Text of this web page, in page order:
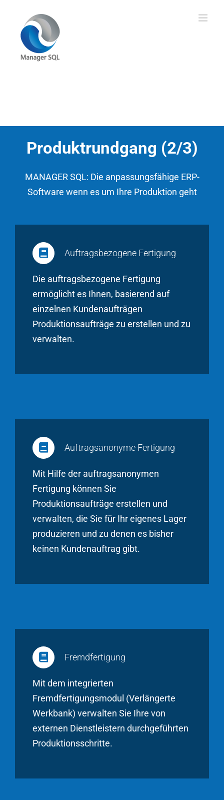
springen
Produktrundgang (2/3)
MANAGER SQL: Die anpassungsfähige ERP-
Software wenn es um Ihre Produktion geht
Auftragsbezogene Fertigung
Die auftragsbezogene Fertigung
ermöglicht es Ihnen, basierend auf
einzelnen Kundenaufträgen
Produktionsaufträge zu erstellen und zu
verwalten.
Auftragsanonyme Fertigung
Mit Hilfe der auftragsanonymen
Fertigung können Sie
Produktionsaufträge erstellen und
verwalten, die Sie für Ihr eigenes Lager
produzieren und zu denen es bisher
keinen Kundenauftrag gibt.
Fremdfertigung
Mit dem integrierten
Fremdfertigungsmodul (Verlängerte
Werkbank) verwalten Sie Ihre von
externen Dienstleistern durchgeführten
Produktionsschritte.